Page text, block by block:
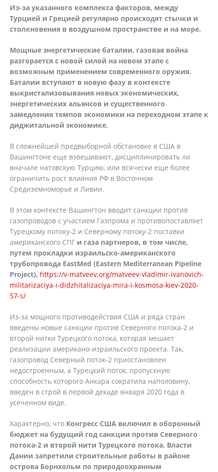
Из-за указанного комплекса факторов, между
Турцией и Грецией регулярно происходят стычки и
столкновения в воздушном пространстве и на море.
Мощные энергетические баталии, газовая война
разгорается с новой силой на новом этапе с
возможным применением современного оружия.
Баталии вступают в новую фазу в контексте
выкристализовывания новых экономических,
энергетических альянсов и существенного
замедления темпов экономики на переходном этапе к
диджитальной экономике.
В сложнейшей предвыборной обстановке в США в
Вашингтоне еще взвешивают, дисциплинировать ли
вначале натовскую Турцию, или всячески еще более
ограничить рост влияния РФ в Восточном
Средиземноморье и Ливии.
В этом контексте Вашингтон вводит санкции против
газопроводов с участием Газпрома и противопоставляет
Турецкому потоку-2 и Северному потоку-2 поставки
американского СПГ и газа партнеров, в том числе,
путем прокладки израильско-американского
трубопровода EastMed (Eastern Mediterranean Pipeline
Projeсt), https://v-matveev.org/matveev-vladimir-ivanovich-
militarizaciya-i-didzhitalizaciya-mira-i-kosmosa-kiev-2020-
57-s/
Из-за мощного противодействия США и ряда стран
введены новые санкции против Северного потока-2 и
второй нитки Турецкого потока, которая мешает
реализации американо-израильского проекта. Так,
газопровод Северный поток-2 приостановлен
недостроенным, а Турецкий поток, пропускную
способность которого Анкара сократила наполовину,
введен в строй в первой декаде января 2020 года в
усеченном виде.
Характерно, что Конгресс США включил в оборонный
бюджет на будущий год санкции против Северного
потока-2 и второй нити Турецкого потока. Власти
Дании запретили строительные работы в районе
острова Борнхольм по природоохранным